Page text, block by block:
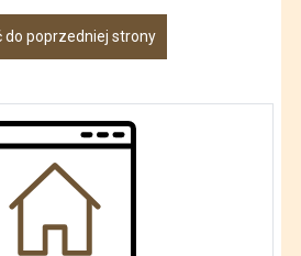
do poprzedniej strony